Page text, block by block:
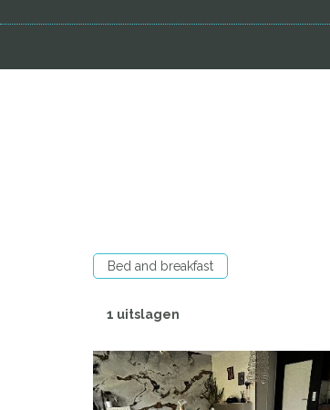
Bed and breakfast
1 uitslagen